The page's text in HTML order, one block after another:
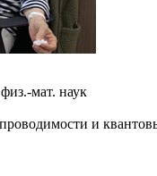
мат. наук
и